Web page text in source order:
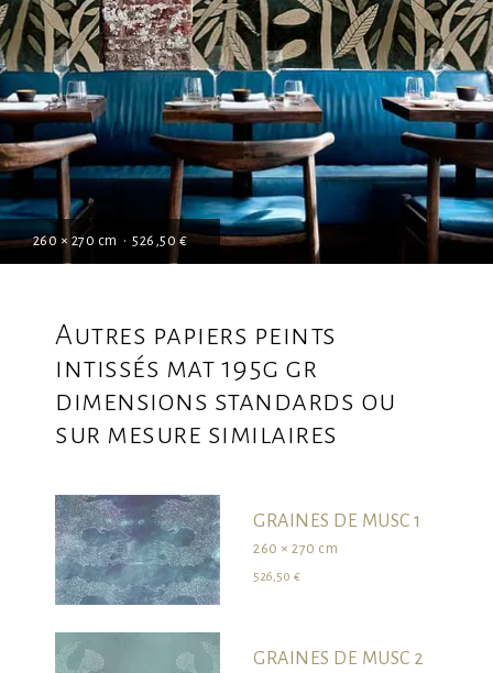
260 × 270 cm • 526,50 €
Autres papiers peints
intissés mat 195g gr
dimensions standards ou
sur mesure similaires
GRAINES DE MUSC 1
260 × 270 cm
526,50 €
GRAINES DE MUSC 2